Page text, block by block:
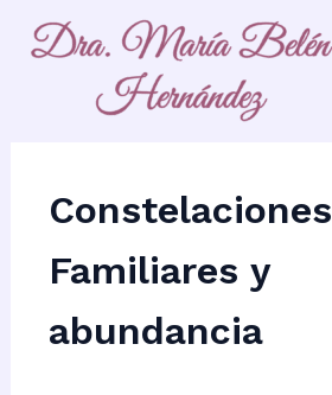
Constelaciones
Familiares y
abundancia